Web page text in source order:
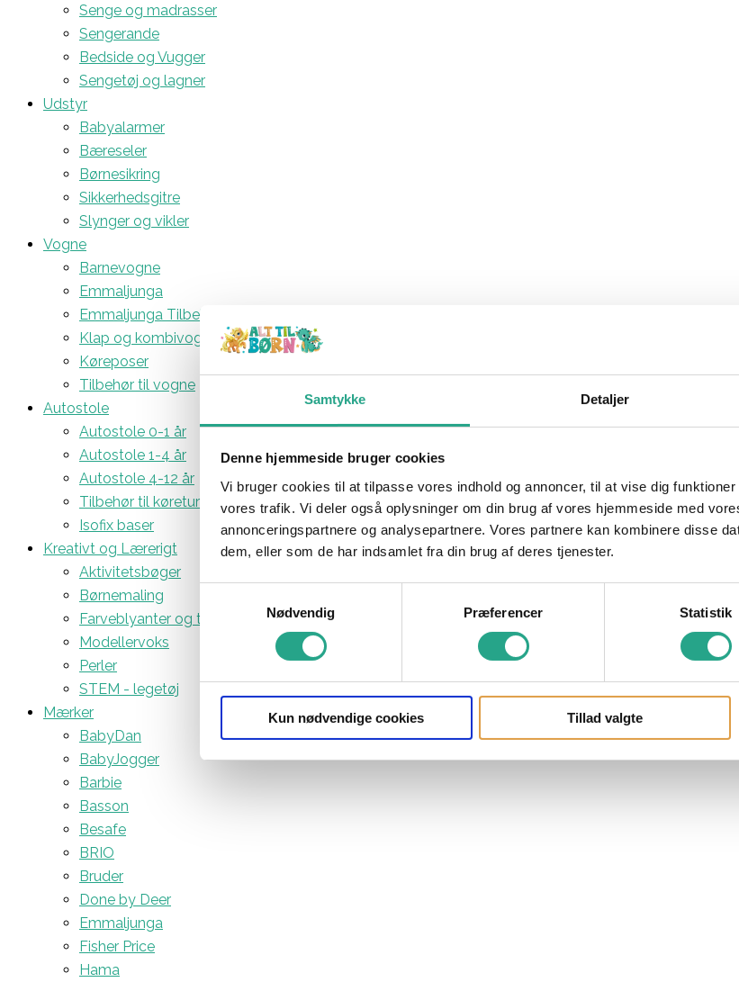
Samtykke Detaljer
Denne hjemmeside bruger cookies
Vi bruger cookies til at tilpasse vores indhold og annoncer, til at vise dig
vores trafik. Vi deler også oplysninger om din brug af vores hjemmeside med
annonceringspartnere og analysepartnere. Vores partnere kan kombinere disse
dem, eller som de har indsamlet fra din brug af deres tjenester.
Nødvendig
Præferencer Statistik
Kun nødvendige cookies Tillad valgte
Senge og madrasser
Sengerande
Bedside og Vugger
Sengetøj og lagner
Udstyr
Babyalarmer
Bæreseler
Børnesikring
Sikkerhedsgitre
Slynger og vikler
Vogne
Barnevogne
Emmaljunga
Emmaljunga Tilbehør
Klap og kombivogne
Køreposer
Tilbehør til vogne
Autostole
Autostole 0-1 år
Autostole 1-4 år
Autostole 4-12 år
Tilbehør til køreturen
Isofix baser
Kreativt og Lærerigt
Aktivitetsbøger
Børnemaling
Farveblyanter og tuscher
Modellervoks
Perler
STEM - legetøj
Mærker
BabyDan
BabyJogger
Barbie
Basson
Besafe
BRIO
Bruder
Done by Deer
Emmaljunga
Fisher Price
Hama